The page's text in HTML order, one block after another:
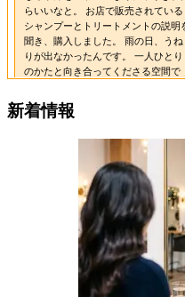
新着情報